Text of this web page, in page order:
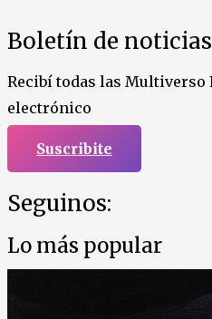
Boletín de
Recibí todas las Multiverso
electrónico
Suscribite
Seguinos:
Lo más popular